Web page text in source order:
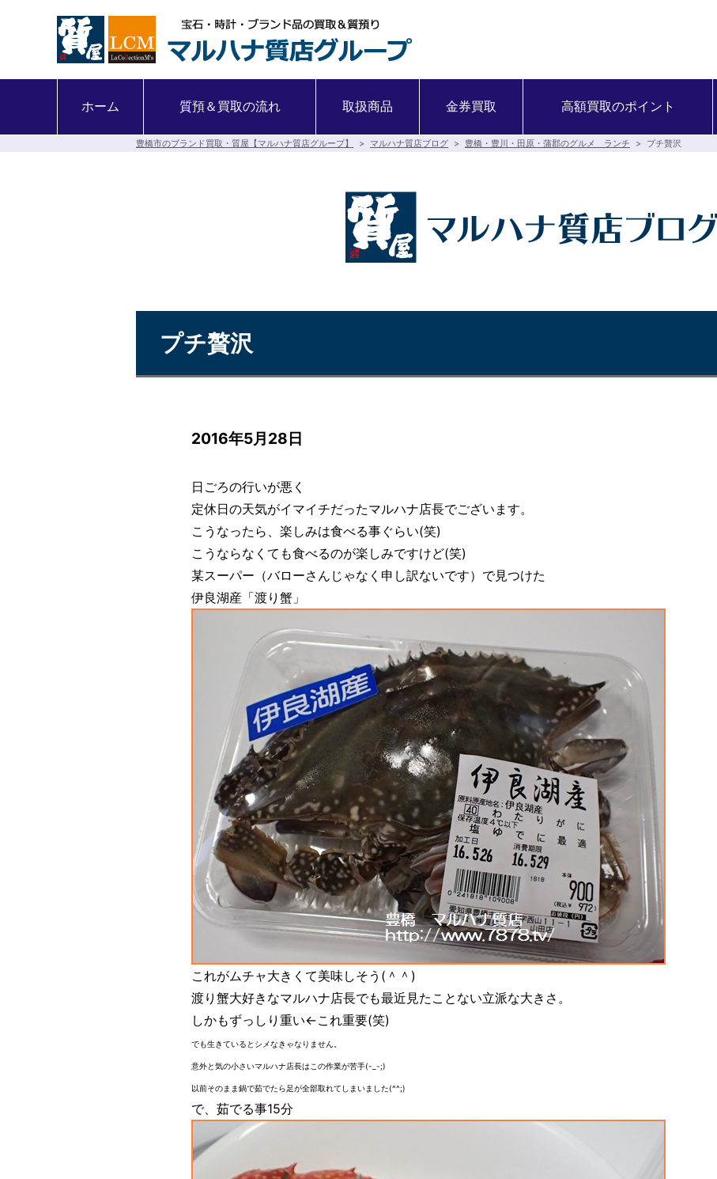
ホーム 質預＆買取の流れ 取扱商品 金券買取 高額買取のポイント
豊橋市のブランド買取・質屋【マルハナ質店グループ】 > マルハナ質店ブログ > 豊橋・豊川・田原・蒲郡のグルメ ランチ > プチ贅沢
プチ贅沢
2016年5月28日
日ごろの行いが悪く
定休日の天気がイマイチだったマルハナ店長でございます。
こうなったら、楽しみは食べる事ぐらい(笑)
こうならなくても食べるのが楽しみですけど(笑)
某スーパー（バローさんじゃなく申し訳ないです）で見つけた
伊良湖産「渡り蟹」
これがムチャ大きくて美味しそう(＾＾)
渡り蟹大好きなマルハナ店長でも最近見たことない立派な大きさ。
しかもずっしり重い←これ重要(笑)
でも生きているとシメなきゃなりません。
意外と気の小さいマルハナ店長はこの作業が苦手(-_-;)
以前そのまま鍋で茹でたら足が全部取れてしまいました(^^;)
で、茹でる事15分